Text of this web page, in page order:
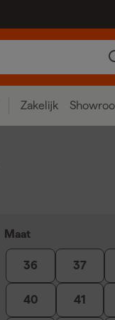
Zakelijk
Maat
36 37
40 41